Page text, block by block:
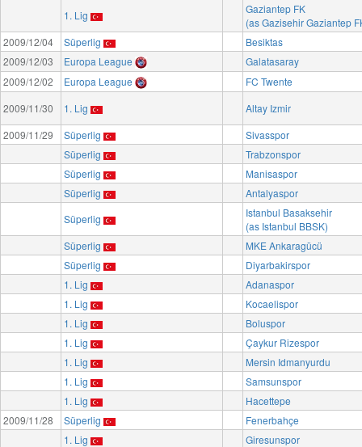
1. Lig
Gaziantep FK
(as Gazisehir Gaziantep
2009/12/04
Süperlig
Besiktas
2009/12/03
Europa League
Galatasaray
2009/12/02
Europa League
FC Twente
2009/11/30
1. Lig
Altay Izmir
2009/11/29
Süperlig
Sivasspor
Süperlig
Trabzonspor
Süperlig
Manisaspor
Süperlig
Antalyaspor
Süperlig
Istanbul Basaksehir
(as Istanbul BBSK)
Süperlig
MKE Ankaragücü
Süperlig
Diyarbakirspor
1. Lig
Adanaspor
1. Lig
Kocaelispor
1. Lig
Boluspor
1. Lig
Çaykur Rizespor
1. Lig
Mersin Idmanyurdu
1. Lig
Samsunspor
1. Lig
Hacettepe
2009/11/28
Süperlig
Fenerbahçe
1. Lig
Giresunspor